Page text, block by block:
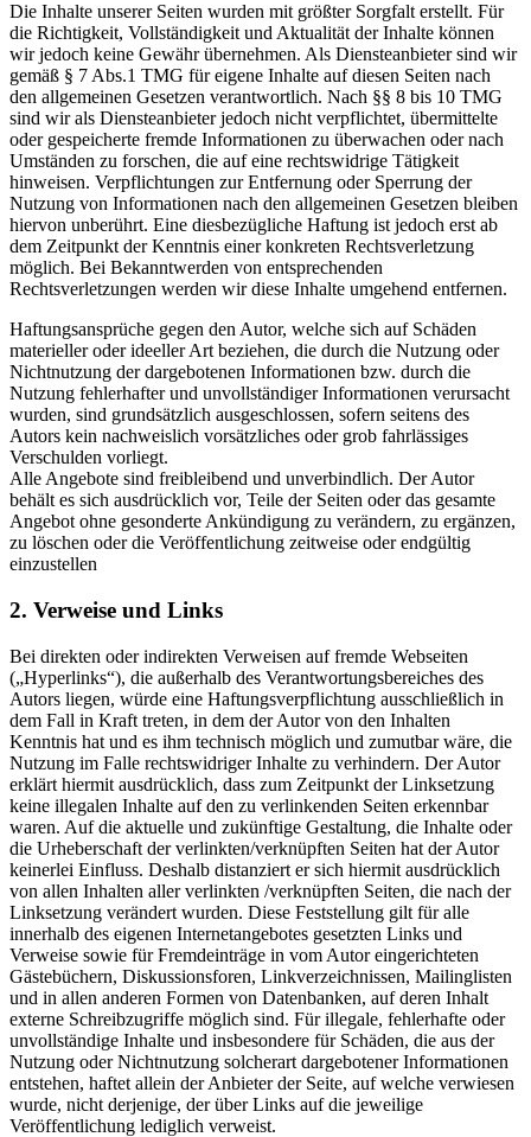
Die Inhalte unserer Seiten wurden mit größter Sorgfalt erstellt. Für
die Richtigkeit, Vollständigkeit und Aktualität der Inhalte können
wir jedoch keine Gewähr übernehmen. Als Diensteanbieter sind wir
gemäß § 7 Abs.1 TMG für eigene Inhalte auf diesen Seiten nach
den allgemeinen Gesetzen verantwortlich. Nach §§ 8 bis 10 TMG
sind wir als Diensteanbieter jedoch nicht verpflichtet, übermittelte
oder gespeicherte fremde Informationen zu überwachen oder nach
Umständen zu forschen, die auf eine rechtswidrige Tätigkeit
hinweisen. Verpflichtungen zur Entfernung oder Sperrung der
Nutzung von Informationen nach den allgemeinen Gesetzen bleiben
hiervon unberührt. Eine diesbezügliche Haftung ist jedoch erst ab
dem Zeitpunkt der Kenntnis einer konkreten Rechtsverletzung
möglich. Bei Bekanntwerden von entsprechenden
Rechtsverletzungen werden wir diese Inhalte umgehend entfernen.
Haftungsansprüche gegen den Autor, welche sich auf Schäden
materieller oder ideeller Art beziehen, die durch die Nutzung oder
Nichtnutzung der dargebotenen Informationen bzw. durch die
Nutzung fehlerhafter und unvollständiger Informationen verursacht
wurden, sind grundsätzlich ausgeschlossen, sofern seitens des
Autors kein nachweislich vorsätzliches oder grob fahrlässiges
Verschulden vorliegt.
Alle Angebote sind freibleibend und unverbindlich. Der Autor
behält es sich ausdrücklich vor, Teile der Seiten oder das gesamte
Angebot ohne gesonderte Ankündigung zu verändern, zu ergänzen,
zu löschen oder die Veröffentlichung zeitweise oder endgültig
einzustellen
2. Verweise und Links
Bei direkten oder indirekten Verweisen auf fremde Webseiten
(„Hyperlinks“), die außerhalb des Verantwortungsbereiches des
Autors liegen, würde eine Haftungsverpflichtung ausschließlich in
dem Fall in Kraft treten, in dem der Autor von den Inhalten
Kenntnis hat und es ihm technisch möglich und zumutbar wäre, die
Nutzung im Falle rechtswidriger Inhalte zu verhindern. Der Autor
erklärt hiermit ausdrücklich, dass zum Zeitpunkt der Linksetzung
keine illegalen Inhalte auf den zu verlinkenden Seiten erkennbar
waren. Auf die aktuelle und zukünftige Gestaltung, die Inhalte oder
die Urheberschaft der verlinkten/verknüpften Seiten hat der Autor
keinerlei Einfluss. Deshalb distanziert er sich hiermit ausdrücklich
von allen Inhalten aller verlinkten /verknüpften Seiten, die nach der
Linksetzung verändert wurden. Diese Feststellung gilt für alle
innerhalb des eigenen Internetangebotes gesetzten Links und
Verweise sowie für Fremdeinträge in vom Autor eingerichteten
Gästebüchern, Diskussionsforen, Linkverzeichnissen, Mailinglisten
und in allen anderen Formen von Datenbanken, auf deren Inhalt
externe Schreibzugriffe möglich sind. Für illegale, fehlerhafte oder
unvollständige Inhalte und insbesondere für Schäden, die aus der
Nutzung oder Nichtnutzung solcherart dargebotener Informationen
entstehen, haftet allein der Anbieter der Seite, auf welche verwiesen
wurde, nicht derjenige, der über Links auf die jeweilige
Veröffentlichung lediglich verweist.